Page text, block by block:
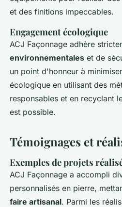
et des finitions impeccables.
Engagement écologique
ACJ Façonnage adhère
environnementales et de
un point d'honneur à
écologique en utilisant des
responsables et en recyclant
est possible.
Témoignages et
Exemples de projets
ACJ Façonnage a accompli
personnalisés en pierre,
faire artisanal. Parmi les